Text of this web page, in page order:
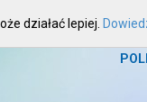
działać lepiej.